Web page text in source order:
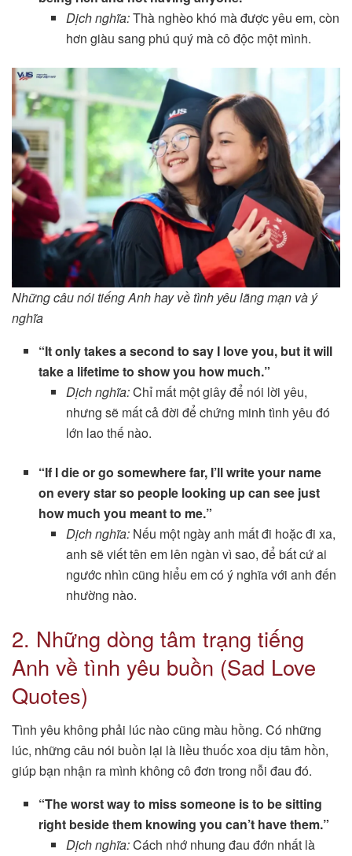
Dịch nghĩa:Thà nghèo khó mà được yêu em, còn
hơn giàu sang phú quý mà cô độc một mình.
Những câu nói tiếng Anh hay về tình yêu lãng mạn và ý
nghĩa
“It only takes a second to say I love you, but it will
take a lifetime to show you how much.”
Dịch nghĩa:Chỉ mất một giây để nói lời yêu,
nhưng sẽ mất cả đời để chứng minh tình yêu đó
lớn lao thế nào.
“If I die or go somewhere far, I’ll write your name
on every star so people looking up can see just
how much you meant to me.”
Dịch nghĩa:Nếu một ngày anh mất đi hoặc đi xa,
anh sẽ viết tên em lên ngàn vì sao, để bất cứ ai
ngước nhìn cũng hiểu em có ý nghĩa với anh đến
nhường nào.
2. Những dòng tâm trạng tiếng
Anh về tình yêu buồn (Sad Love
Quotes)
Tình yêu không phải lúc nào cũng màu hồng. Có những
lúc, những câu nói buồn lại là liều thuốc xoa dịu tâm hồn,
giúp bạn nhận ra mình không cô đơn trong nỗi đau đó.
“The worst way to miss someone is to be sitting
right beside them knowing you can’t have them.”
Dịch nghĩa:Cách nhớ nhung đau đớn nhất là